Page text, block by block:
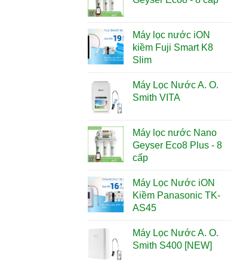
Máy lọc nước iON
kiềm Fuji Smart K8
Slim
Máy Lọc Nước A. O.
Smith VITA
Máy lọc nước Nano
Geyser Eco8 Plus - 8
cấp
Máy Lọc Nước iON
Kiềm Panasonic TK-
AS45
Máy Lọc Nước A. O.
Smith S400 [NEW]